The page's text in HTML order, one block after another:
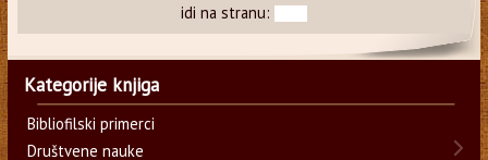
idi na stranu:
Kategorije knjiga
Bibliofilski primerci
Društvene nauke